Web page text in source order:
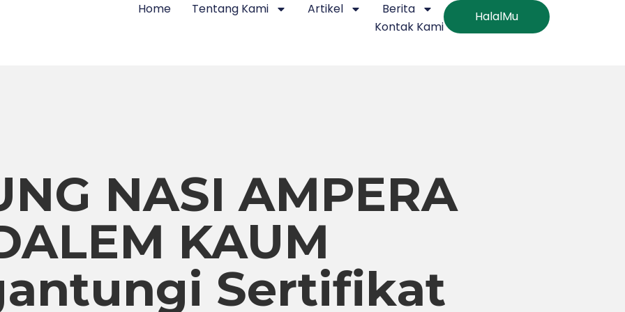
Home Tentang Kami Artikel
Berita
Kontak Kami
HalalMu
NASI AMPERA
KAUM
Sertifikat